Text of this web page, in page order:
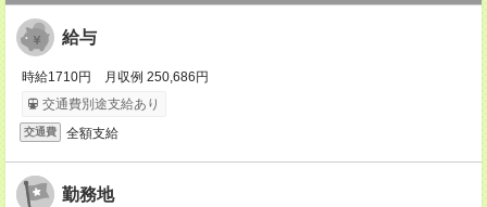
給与
時給1710円 月収例 250,686円
交通費別途支給あり
交通費 全額支給
勤務地